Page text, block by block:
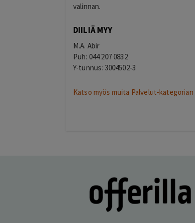
valinnan.
DIILIÄ MYY
M.A. Abir
Puh: 044 207 0832
Y-tunnus: 3004502-3
Katso myös muita Palvelut-kategorian